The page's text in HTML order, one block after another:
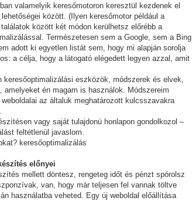
valamelyik keresőmotoron keresztül kezdenek el
között. (Ilyen keresőmotor például a
között két módon kerülhetsz előrébb a
Természetesen sem a Google, sem a Bing
adott ki egyetlen listát sem, hogy mi alapján sorolja
a célja, hogy a látogató elégedett legyen azzal, amit
eszközök, módszerek és elvek,
én magam is használok. Módszereim
az általuk meghatározott kulcsszavakra
vagy saját tulajdonú honlapon gondolkozol –
feltétlenül javaslom.
keresőoptimalizálás
előnyei
mellett döntesz, rengeteg időt és pénzt spórolsz
van, hogy már teljesen fel vannak töltve
használatba veheted. Egy új weboldal előállítása